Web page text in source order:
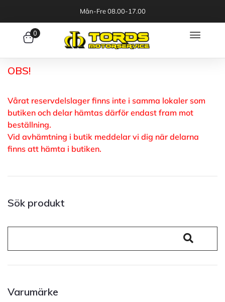
Mån-Fre 08.00-17.00
0
OBS!
Vårat reservdelslager finns inte i samma lokaler som
butiken och delar hämtas därför endast fram mot
beställning.
Vid avhämtning i butik meddelar vi dig när delarna
finns att hämta i butiken.
Sök produkt
Varumärke